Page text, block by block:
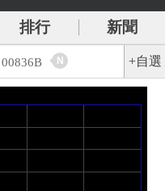
排行
新聞
00836B N +自選